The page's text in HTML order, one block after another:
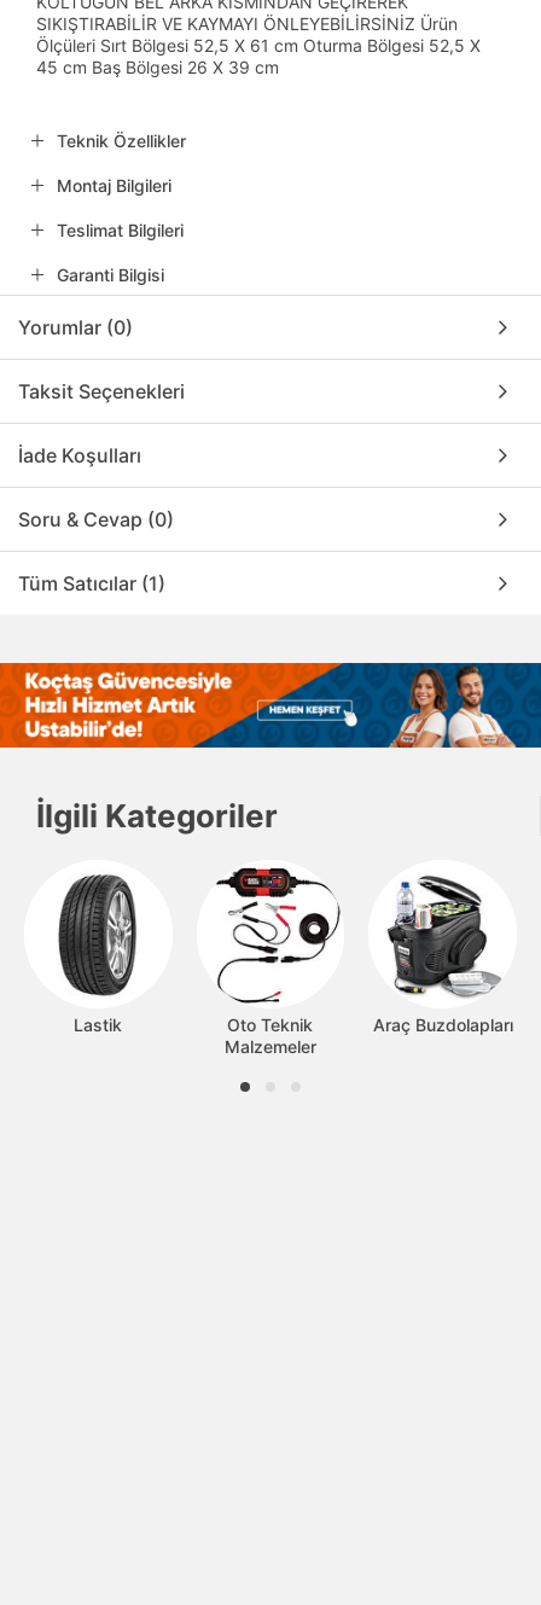
SIKIŞTIRABİLİR VE KAYMAYI ÖNLEYEBİLİRSİNİZ Ürün
Ölçüleri Sırt Bölgesi 52,5 X 61 cm Oturma Bölgesi 52,5 X
45 cm Baş Bölgesi 26 X 39 cm
Teknik Özellikler
Montaj Bilgileri
Teslimat Bilgileri
Garanti Bilgisi
Yorumlar (0)
Taksit Seçenekleri
İade Koşulları
Soru & Cevap (0)
Tüm Satıcılar (1)
İlgili Kategoriler
Lastik
Oto Teknik
Malzemeler
Araç Buzdolapları